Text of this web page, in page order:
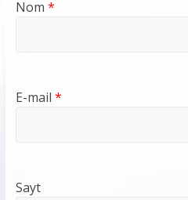
Nom *
E-mail *
Sayt